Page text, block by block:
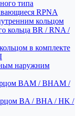
типа
RPNA
кольцом
кольца BR / RNA /
в комплекте
наружним
BAM / BHAM /
BA / BHA / HK /